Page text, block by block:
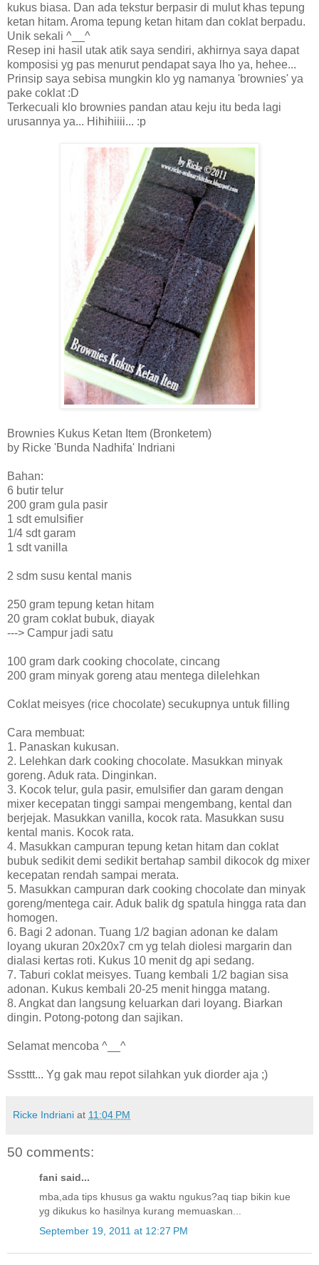
kukus biasa. Dan ada tekstur berpasir di mulut khas tepung
ketan hitam. Aroma tepung ketan hitam dan coklat berpadu.
Unik sekali ^__^
Resep ini hasil utak atik saya sendiri, akhirnya saya dapat
komposisi yg pas menurut pendapat saya lho ya, hehee...
Prinsip saya sebisa mungkin klo yg namanya 'brownies' ya
pake coklat :D
Terkecuali klo brownies pandan atau keju itu beda lagi
urusannya ya... Hihihiiii... :p
Brownies Kukus Ketan Item (Bronketem)
by Ricke 'Bunda Nadhifa' Indriani
Bahan:
6 butir telur
200 gram gula pasir
1 sdt emulsifier
1/4 sdt garam
1 sdt vanilla
2 sdm susu kental manis
250 gram tepung ketan hitam
20 gram coklat bubuk, diayak
---> Campur jadi satu
100 gram dark cooking chocolate, cincang
200 gram minyak goreng atau mentega dilelehkan
Coklat meisyes (rice chocolate) secukupnya untuk filling
Cara membuat:
1. Panaskan kukusan.
2. Lelehkan dark cooking chocolate. Masukkan minyak
goreng. Aduk rata. Dinginkan.
3. Kocok telur, gula pasir, emulsifier dan garam dengan
mixer kecepatan tinggi sampai mengembang, kental dan
berjejak. Masukkan vanilla, kocok rata. Masukkan susu
kental manis. Kocok rata.
4. Masukkan campuran tepung ketan hitam dan coklat
bubuk sedikit demi sedikit bertahap sambil dikocok dg mixer
kecepatan rendah sampai merata.
5. Masukkan campuran dark cooking chocolate dan minyak
goreng/mentega cair. Aduk balik dg spatula hingga rata dan
homogen.
6. Bagi 2 adonan. Tuang 1/2 bagian adonan ke dalam
loyang ukuran 20x20x7 cm yg telah diolesi margarin dan
dialasi kertas roti. Kukus 10 menit dg api sedang.
7. Taburi coklat meisyes. Tuang kembali 1/2 bagian sisa
adonan. Kukus kembali 20-25 menit hingga matang.
8. Angkat dan langsung keluarkan dari loyang. Biarkan
dingin. Potong-potong dan sajikan.
Selamat mencoba ^__^
Sssttt... Yg gak mau repot silahkan yuk diorder aja ;)
Ricke Indriani at 11:04 PM
50 comments:
fani said...
mba,ada tips khusus ga waktu ngukus?aq tiap bikin kue
yg dikukus ko hasilnya kurang memuaskan...
September 19, 2011 at 12:27 PM